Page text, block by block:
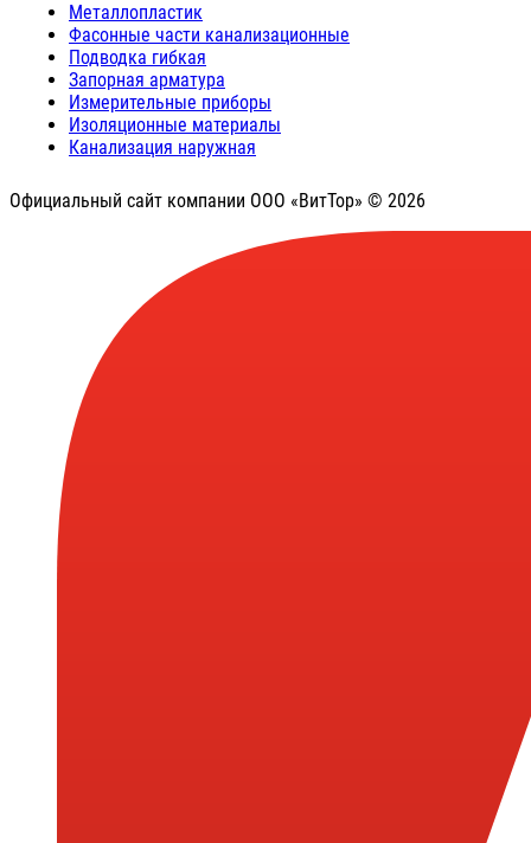
Металлопластик
Фасонные части канализационные
Подводка гибкая
Запорная арматура
Измерительные приборы
Изоляционные материалы
Канализация наружная
Официальный сайт компании ООО «ВитТор» © 2026